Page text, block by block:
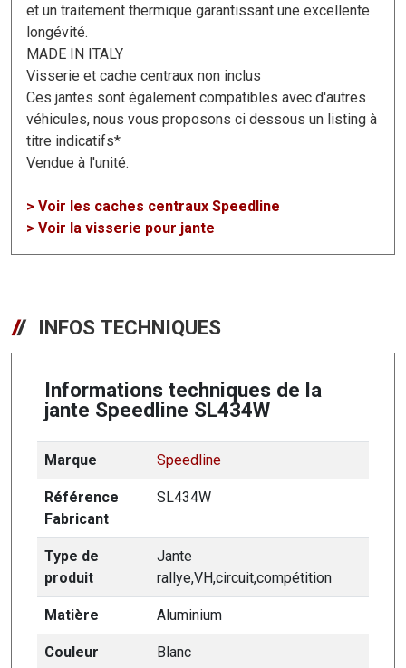
et un traitement thermique garantissant une excellente
longévité.
MADE IN ITALY
Visserie et cache centraux non inclus
Ces jantes sont également compatibles avec d'autres
véhicules, nous vous proposons ci dessous un listing à
titre indicatifs*
Vendue à l'unité.
> Voir les caches centraux Speedline
> Voir la visserie pour jante
INFOS TECHNIQUES
Informations techniques de la
jante Speedline SL434W
Marque Speedline
Référence
Fabricant
SL434W
Type de
produit
Jante
rallye,VH,circuit,compétition
Matière Aluminium
Couleur Blanc